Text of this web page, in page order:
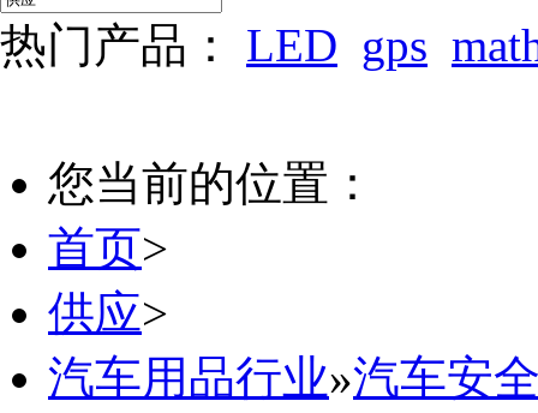
热门产品： LED gps
您当前的位置：
首页>
供应>
汽车用品行业»汽车安